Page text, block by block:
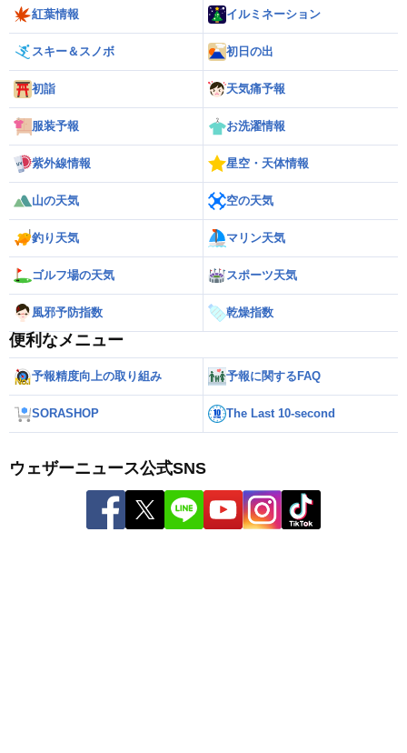
紅葉情報 イルミネーション
スキー＆スノボ 初日の出
初詣 天気痛予報
服装予報 お洗濯情報
紫外線情報 星空・天体情報
山の天気 空の天気
釣り天気 マリン天気
ゴルフ場の天気 スポーツ天気
風邪予防指数 乾燥指数
便利なメニュー
予報精度向上の取り組み 予報に関するFAQ
SORASHOP The Last 10-second
ウェザーニュース公式SNS